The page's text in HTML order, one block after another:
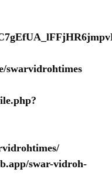
swarvidrohtimes
swar-vidroh-